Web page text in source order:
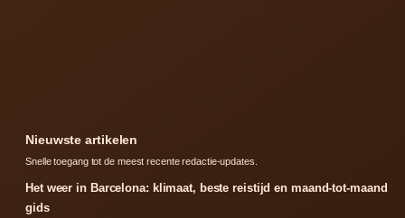
Nieuwste artikelen
Snelle toegang tot de meest recente redactie-updates.
Het weer in Barcelona: klimaat, beste reistijd en maand-tot-maand
gids